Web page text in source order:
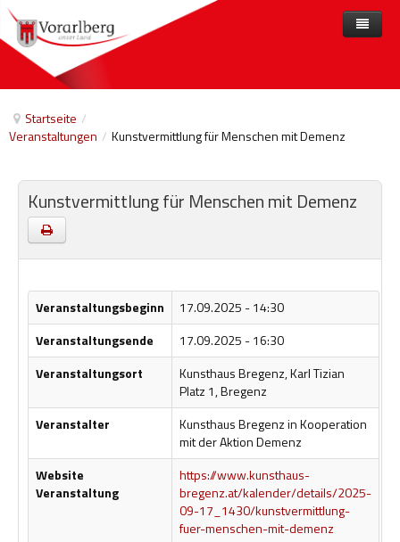
Startseite /
Veranstaltungen / Kunstvermittlung für Menschen mit Demenz
Kunstvermittlung für Menschen mit Demenz
Veranstaltungsbeginn
17.09.2025 - 14:30
Veranstaltungsende
17.09.2025 - 16:30
Veranstaltungsort
Kunsthaus Bregenz, Karl Tizian
Platz 1, Bregenz
Veranstalter
Kunsthaus Bregenz in Kooperation
mit der Aktion Demenz
Website
Veranstaltung
https://www.kunsthaus-
bregenz.at/kalender/details/2025-
09-17_1430/kunstvermittlung-
fuer-menschen-mit-demenz
Home
Angebote nach Themen
Barrierefreiheit
Beihilfen, finanzielle Unterstützungen
Gesetze und Verordnungen
Gesetzliche Vertretungen
Gesundheitliche Rehabilitation
Hilfsmittel und Heilbehelfe
Kindheit und Jugend
Selbsthilfe und Selbstvertretung
Pflege, Pflegende Angehörige
Anbieter
Veranstaltungen